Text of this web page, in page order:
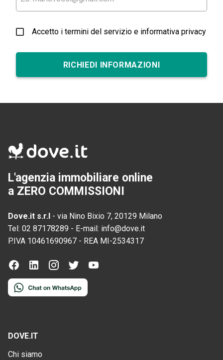
Accetto i termini del servizio e informativa privacy
RICHIEDI INFORMAZIONI
L'agenzia immobiliare online
a ZERO COMMISSIONI
Dove.it s.r.l - via Nino Bixio 7, 20129 Milano
Tel: 02 87178289 - E-mail: info@dove.it
P.IVA 10461690967 - REA MI-2534317
DOVE.IT
Chi siamo